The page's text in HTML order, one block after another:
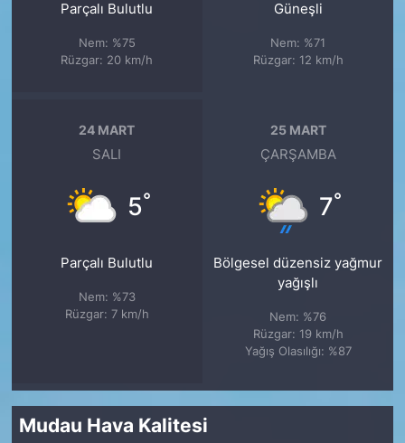
Parçalı Bulutlu
Nem: %75
Rüzgar: 20 km/h
Güneşli
Nem: %71
Rüzgar: 12 km/h
24 MART
SALI
5°
Parçalı Bulutlu
Nem: %73
Rüzgar: 7 km/h
25 MART
ÇARŞAMBA
7°
Bölgesel düzensiz yağmur
yağışlı
Nem: %76
Rüzgar: 19 km/h
Yağış Olasılığı: %87
Mudau Hava Kalitesi